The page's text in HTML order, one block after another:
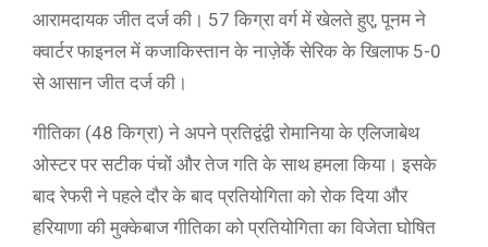
आरामदायक जीत दर्ज की। 57 किग्रा वर्ग में खेलते हुए, पूनम ने
क्वार्टर फाइनल में कजाकिस्तान के नाज़ेर्के सेरिक के खिलाफ 5-0
से आसान जीत दर्ज की।
गीतिका (48 किग्रा) ने अपने प्रतिद्वंद्वी रोमानिया के एलिजाबेथ
ओस्टर पर सटीक पंचों और तेज गति के साथ हमला किया। इसके
बाद रेफरी ने पहले दौर के बाद प्रतियोगिता को रोक दिया और
हरियाणा की मुक्केबाज गीतिका को प्रतियोगिता का विजेता घोषित